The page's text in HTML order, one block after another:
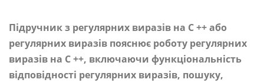
Підручник з регулярних виразів на C ++ або
регулярних виразів пояснює роботу регулярних
виразів на C ++, включаючи функціональність
відповідності регулярних виразів, пошуку,